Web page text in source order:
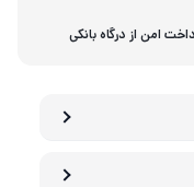
امن از درگاه بانکی